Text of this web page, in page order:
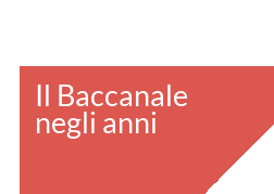
Il Baccanale
negli anni